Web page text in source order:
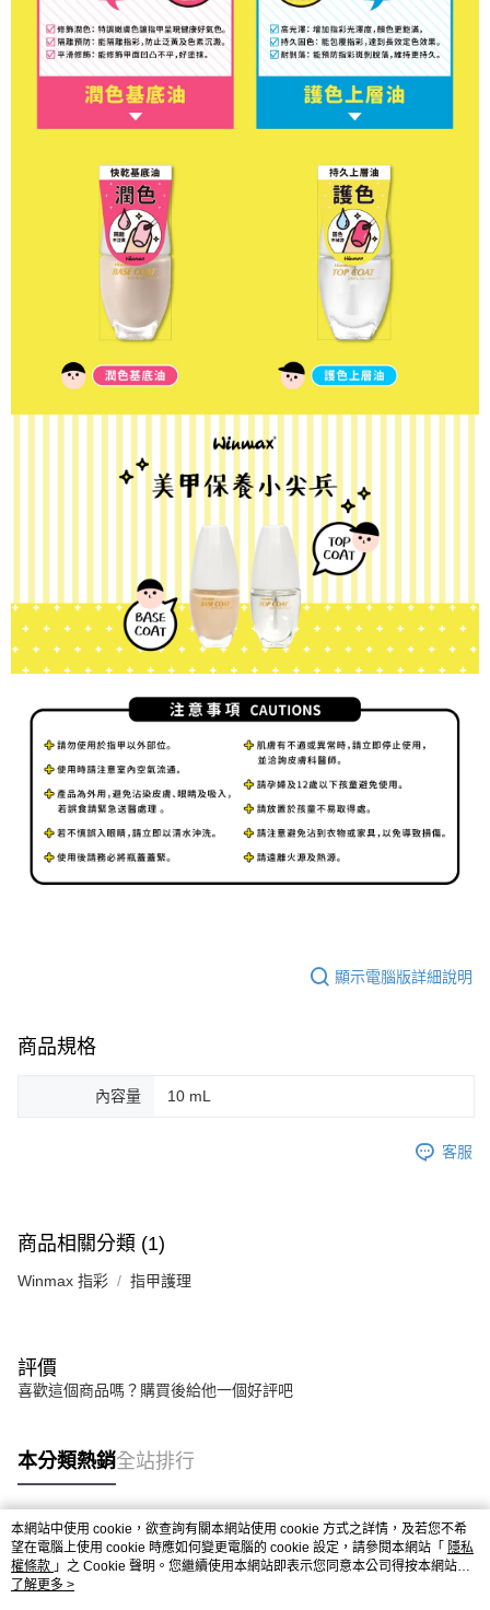
顯示電腦版詳細說明
商品規格
內容量 10 mL
客服
商品相關分類 (1)
Winmax 指彩 指甲護理
評價
喜歡這個商品嗎？購買後給他一個好評吧
本分類熱銷全站排行
熱門標籤
本網站中使用 cookie，欲查詢有關本網站使用 cookie 方式之詳情，及若您不希
望在電腦上使用 cookie 時應如何變更電腦的 cookie 設定，請參閱本網站「 隱私
權條款 」之 Cookie 聲明。您繼續使用本網站即表示您同意本公司得按本網站使
用條款之 Cookie 聲明使用 cookie。
了解更多 >